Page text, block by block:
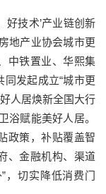
好技术’产业链创新
地产业协会城市更
中铁置业、华熙集
发起成立“城市更
人居焕新全国大行
浴赋能美好人居。
政策，补贴覆盖智
、金融机构、渠道
，切实降低消费门